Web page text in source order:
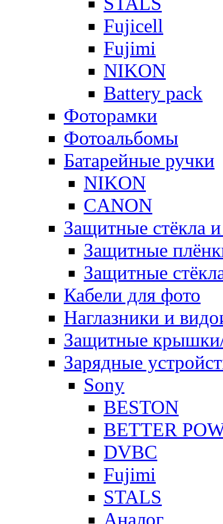
Fujicell
Fujimi
NIKON
Battery pack
Фоторамки
Фотоальбомы
Батарейные ручки
NIKON
CANON
Защитные стёкла
Защитные
Защитные
Кабели для фото
Наглазники и
Защитные
Зарядные
Sony
BESTON
BETTER
DVBC
Fujimi
STALS
Аналог